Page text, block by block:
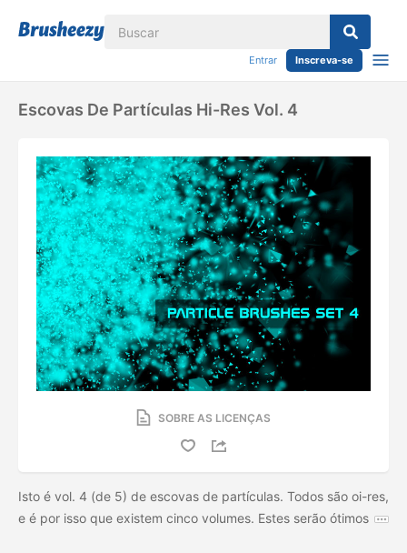
Entrar Inscreva-se
Escovas De Partículas Hi-Res Vol. 4
SOBRE AS LICENÇAS
Isto é vol. 4 (de 5) de escovas de partículas. Todos são oi-res,
e é por isso que existem cinco volumes. Estes serão ótimos